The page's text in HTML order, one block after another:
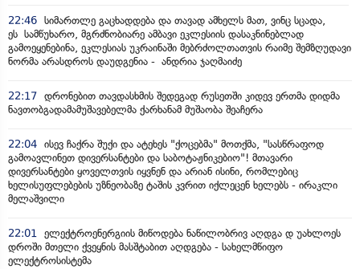
22:46 სიმართლე გაცხადდება და თავად ამხელს მათ, ვინც სცადა,
ეს სამწუხარო, მგრძნობიარე ამბავი ეკლესიის დასაკნინებლად
გამოეყენებინა, ეკლესიას უკრაინაში მებრძოლთათვის რაიმე შემზღუდავი
ნორმა არასდროს დაუდგენია - ანდრია ჯაღმაიძე
22:17 დრონებით თავდასხმის შედეგად რუსეთში კიდევ ერთმა დიდმა
ნავთობგადამამუშავებელმა ქარხანამ მუშაობა შეაჩერა
22:04 ისევ ჩაქრა შუქი და ატეხეს "ქოცებმა" მოთქმა, "სასწრაფოდ
გამოავლინეთ დივერსანტები და საბოტაჟნიკებიო"! მთავარი
დივერსანტები ყოველთვის იყვნენ და არიან ისინი, რომლებიც
ხელისუფლებების უზნეობაზე ტაშის კვრით იქლეცენ ხელებს - ირაკლი
მელაშვილი
22:01
ელექტროენერგიის მიწოდება ნაწილობრივ აღდგა დ უახლოეს
დროში მთელი ქვეყნის მასშტაბით აღდგება - სახელმწიფო
ელექტროსისტემა